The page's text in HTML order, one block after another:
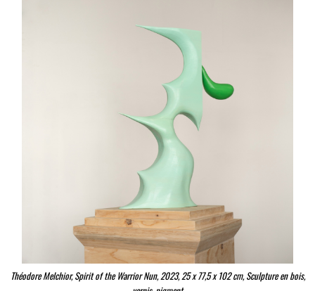
Théodore Melchior, Spirit of the Warrior Nun, 2023, 25 x 77,5 x 102 cm, Sculpture en bois,